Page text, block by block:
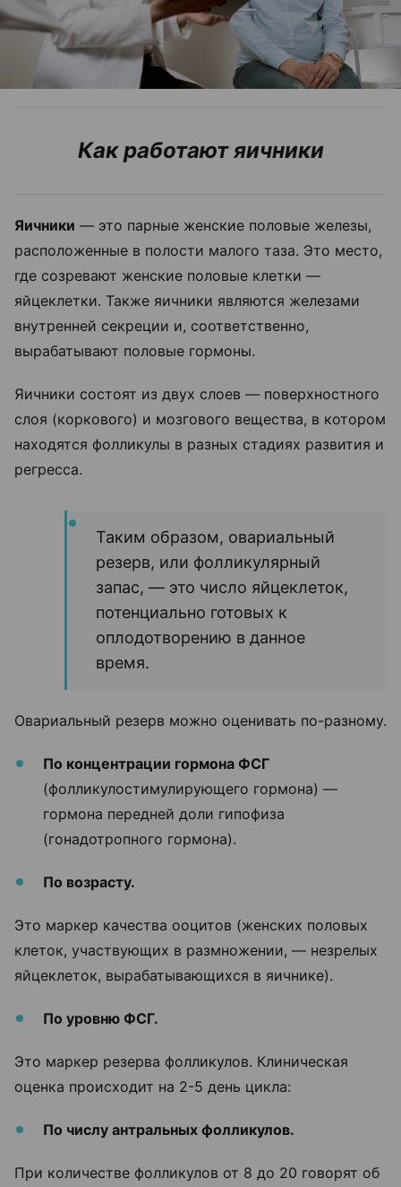
Как работают яичники
Яичники — это парные женские половые железы,
расположенные в полости малого таза. Это место,
где созревают женские половые клетки —
яйцеклетки. Также яичники являются железами
внутренней секреции и, соответственно,
вырабатывают половые гормоны.
Яичники состоят из двух слоев — поверхностного
слоя (коркового) и мозгового вещества, в котором
находятся фолликулы в разных стадиях развития и
регресса.
Таким образом, овариальный
резерв, или фолликулярный
запас, — это число яйцеклеток,
потенциально готовых к
оплодотворению в данное
время.
Овариальный резерв можно оценивать по-разному.
По концентрации гормона ФСГ
(фолликулостимулирующего гормона) —
гормона передней доли гипофиза
(гонадотропного гормона).
По возрасту.
Это маркер качества ооцитов (женских половых
клеток, участвующих в размножении, — незрелых
яйцеклеток, вырабатывающихся в яичнике).
По уровню ФСГ.
Это маркер резерва фолликулов. Клиническая
оценка происходит на 2-5 день цикла:
По числу антральных фолликулов.
При количестве фолликулов от 8 до 20 говорят об